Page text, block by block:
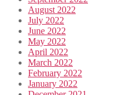
August 2022
July 2022
June 2022
May 2022
April 2022
March 2022
February 2022
January 2022